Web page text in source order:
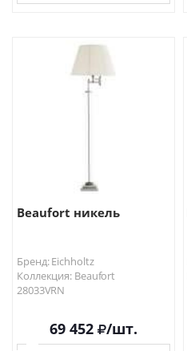
В КОРЗИНУ
Beaufort никель
Бренд: Eichholtz
Коллекция: Beaufort
28033VRN
69 452 /шт.